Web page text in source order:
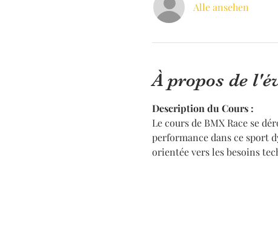
Alle ansehen
À propos de
Description du Cours :
Le cours de BMX Race se
performance dans ce sport
orientée vers les besoins